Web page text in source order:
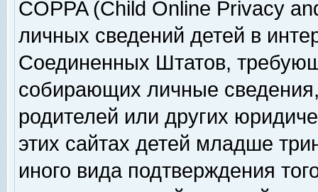
COPPA (Child Online Privacy
личных сведений детей в
Соединенных Штатов,
собирающих личные
родителей или других
этих сайтах детей младше
иного вида подтверждения